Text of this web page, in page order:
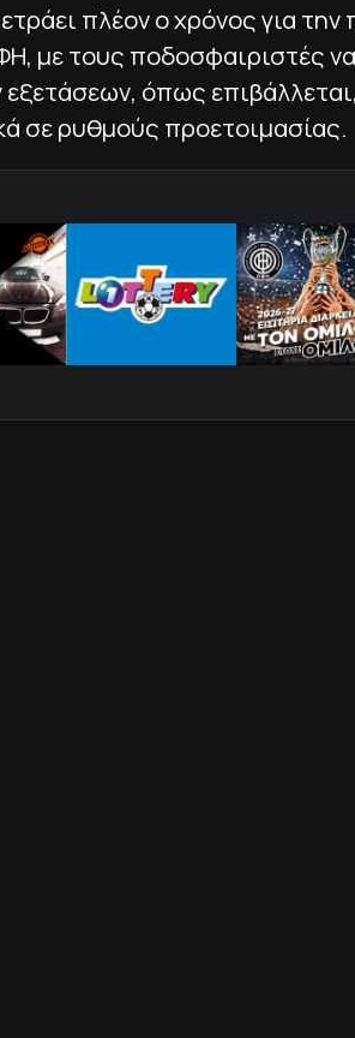
πλέον ο χρόνος για
με τους ποδοσφαιριστές
εξετάσεων, όπως
σε ρυθμούς προετοιμασίας.